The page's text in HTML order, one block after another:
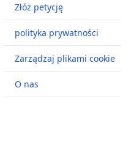
Złóż petycję
polityka prywatności
Zarządzaj plikami cookie
O nas